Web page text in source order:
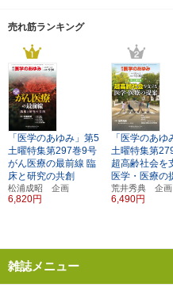
売れ筋ランキング
「医学のあゆみ」第5
土曜特集第297巻9号
がん医療の最前線 臨
床と研究の共創
松浦成昭 企画
6,820円
「医学のあゆ
土曜特集第
超高齢社会を
医学・医療の
荒井秀典 企画
6,490円
雑誌メニュー